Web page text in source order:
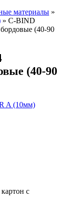
материалы »
» C-BIND
(40-90
(40-90
с